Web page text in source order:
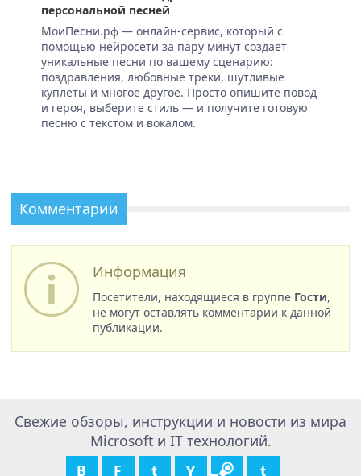
персональной песней
МоиПесни.рф — онлайн-сервис, который с
помощью нейросети за пару минут создает
уникальные песни по вашему сценарию:
поздравления, любовные треки, шутливые
куплеты и многое другое. Просто опишите повод
и героя, выберите стиль — и получите готовую
песню с текстом и вокалом.
Комментарии
Информация
Посетители, находящиеся в группе Гости,
не могут оставлять комментарии к данной
публикации.
Свежие обзоры, инструкции и новости из мира
Microsoft и IT технологий.